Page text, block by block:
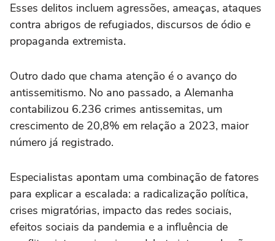
Esses delitos incluem agressões, ameaças, ataques
contra abrigos de refugiados, discursos de ódio e
propaganda extremista.
Outro dado que chama atenção é o avanço do
antissemitismo. No ano passado, a Alemanha
contabilizou 6.236 crimes antissemitas, um
crescimento de 20,8% em relação a 2023, maior
número já registrado.
Especialistas apontam uma combinação de fatores
para explicar a escalada: a radicalização política,
crises migratórias, impacto das redes sociais,
efeitos sociais da pandemia e a influência de